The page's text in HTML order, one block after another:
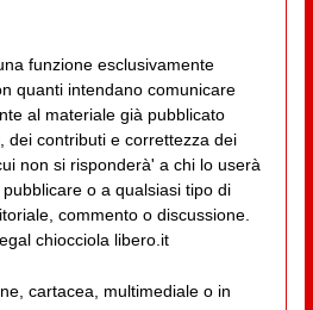
funzione esclusivamente
quanti intendano comunicare
al materiale già pubblicato
dei contributi e correttezza dei
non si risponderà' a chi lo userà
o a qualsiasi tipo di
commento o discussione.
chiocciola libero.it
cartacea, multimediale o in